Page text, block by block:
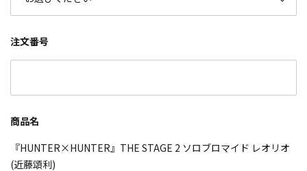
注文番号
商品名
『HUNTER×HUNTER』THE STAGE 2 ソロブロマイド レオリオ
(近藤頌利)